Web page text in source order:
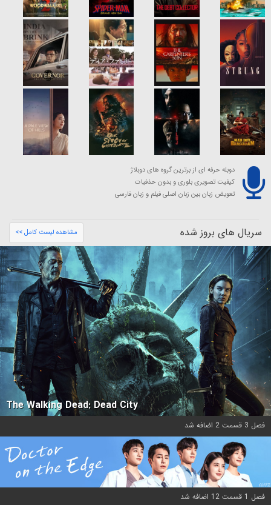
دوبله حرفه ای از برترین گروه های دوبلاژ
کیفیت تصویری بلوری و بدون حذفیات
تعویض زبان بین زبان اصلی فیلم و زبان فارسی
سریال های بروز شده مشاهده لیست کامل >>
The Walking Dead: Dead City
فصل 3 قسمت 2 اضافه شد
فصل 1 قسمت 12 اضافه شد